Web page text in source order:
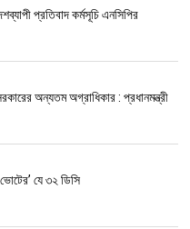
প্রতিবাদ কর্মসূচি এনসিপির
অন্যতম অগ্রাধিকার : প্রধানমন্ত্রী
যে ৩২ ডিসি